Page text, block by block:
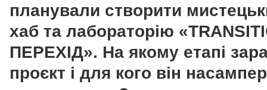
планували створити
хаб та лабораторію
ПЕРЕХІД». На якому етапі
проєкт і для кого він